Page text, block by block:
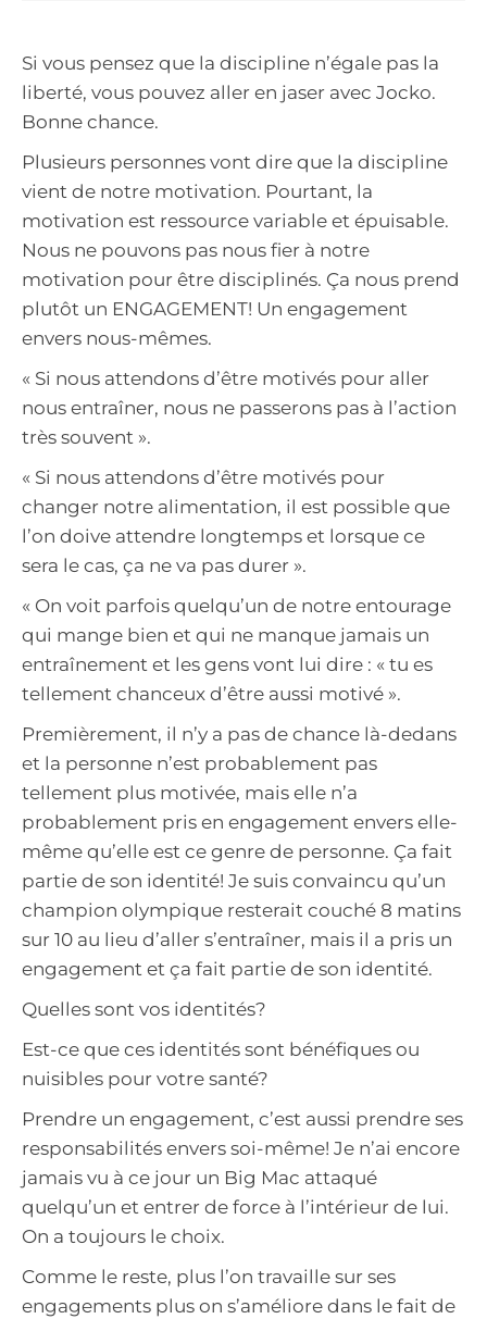
Si vous pensez que la discipline n’égale pas la
liberté, vous pouvez aller en jaser avec Jocko.
Bonne chance.
Plusieurs personnes vont dire que la discipline
vient de notre motivation. Pourtant, la
motivation est ressource variable et épuisable.
Nous ne pouvons pas nous fier à notre
motivation pour être disciplinés. Ça nous prend
plutôt un ENGAGEMENT! Un engagement
envers nous-mêmes.
« Si nous attendons d’être motivés pour aller
nous entraîner, nous ne passerons pas à l’action
très souvent ».
« Si nous attendons d’être motivés pour
changer notre alimentation, il est possible que
l’on doive attendre longtemps et lorsque ce
sera le cas, ça ne va pas durer ».
« On voit parfois quelqu’un de notre entourage
qui mange bien et qui ne manque jamais un
entraînement et les gens vont lui dire : « tu es
tellement chanceux d’être aussi motivé ».
Premièrement, il n’y a pas de chance là-dedans
et la personne n’est probablement pas
tellement plus motivée, mais elle n’a
probablement pris en engagement envers elle-
même qu’elle est ce genre de personne. Ça fait
partie de son identité! Je suis convaincu qu’un
champion olympique resterait couché 8 matins
sur 10 au lieu d’aller s’entraîner, mais il a pris un
engagement et ça fait partie de son identité.
Quelles sont vos identités?
Est-ce que ces identités sont bénéfiques ou
nuisibles pour votre santé?
Prendre un engagement, c’est aussi prendre ses
responsabilités envers soi-même! Je n’ai encore
jamais vu à ce jour un Big Mac attaqué
quelqu’un et entrer de force à l’intérieur de lui.
On a toujours le choix.
Comme le reste, plus l’on travaille sur ses
engagements plus on s’améliore dans le fait de